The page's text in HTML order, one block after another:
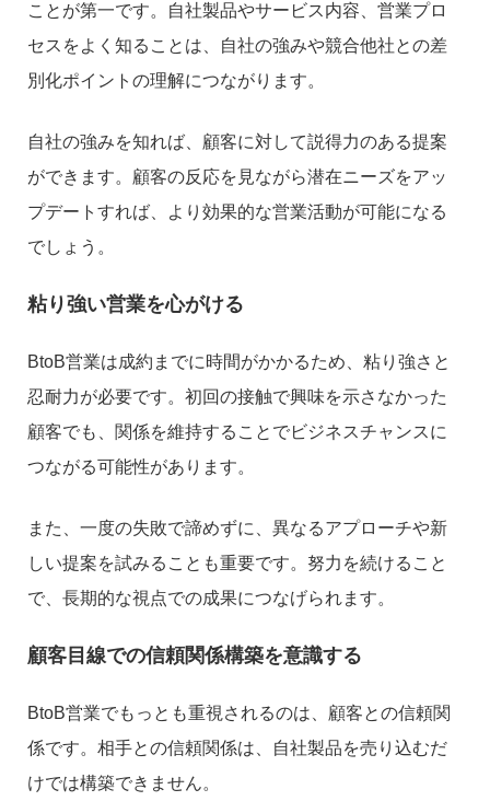
ことが第一です。自社製品やサービス内容、営業プロ
セスをよく知ることは、自社の強みや競合他社との差
別化ポイントの理解につながります。
自社の強みを知れば、顧客に対して説得力のある提案
ができます。顧客の反応を見ながら潜在ニーズをアッ
プデートすれば、より効果的な営業活動が可能になる
でしょう。
粘り強い営業を心がける
BtoB営業は成約までに時間がかかるため、粘り強さと
忍耐力が必要です。初回の接触で興味を示さなかった
顧客でも、関係を維持することでビジネスチャンスに
つながる可能性があります。
また、一度の失敗で諦めずに、異なるアプローチや新
しい提案を試みることも重要です。努力を続けること
で、長期的な視点での成果につなげられます。
顧客目線での信頼関係構築を意識する
BtoB営業でもっとも重視されるのは、顧客との信頼関
係です。相手との信頼関係は、自社製品を売り込むだ
けでは構築できません。